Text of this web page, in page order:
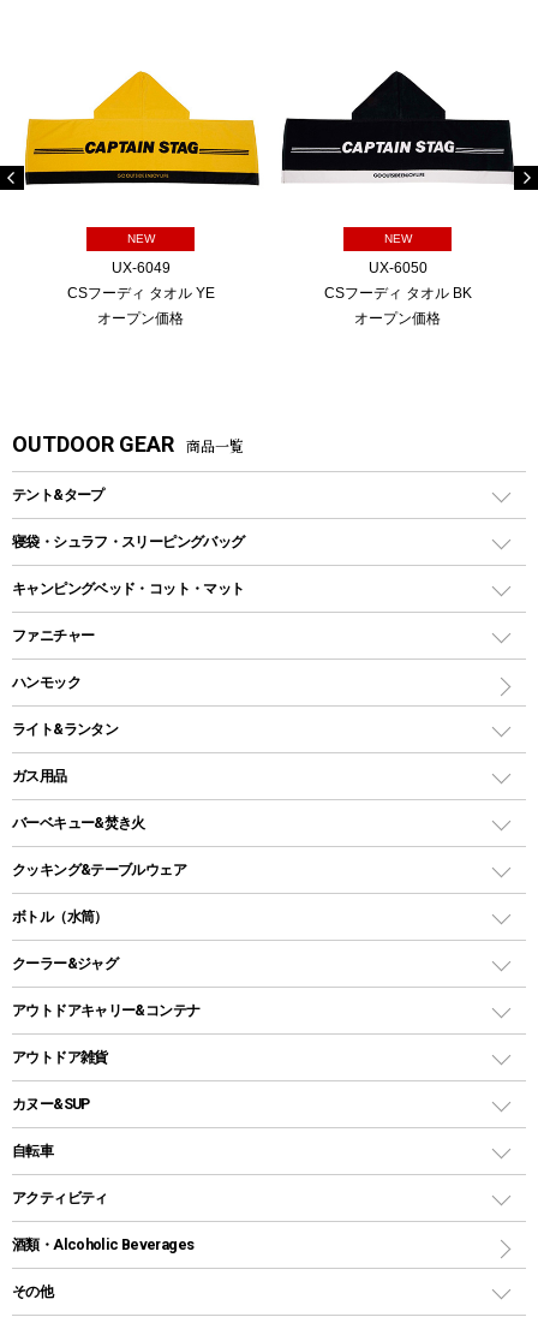
NEW
UX-6049
CSフーディ タオル YE
オープン価格
NEW
UX-6050
CSフーディ タオル BK
オープン価格
OUTDOOR GEAR 商品一覧
テント&タープ
テント
ツールームテント
ワンポールテント
シェルターテント
ロッジ型・オリジナルテント
タープ
スクエアタープ（レクタタープ）
メッシュタープ
自立式タープ
パラソル
テントアクセサリー
ペグ
グランドシート
ガイドロープ
ツール
寝袋・シュラフ・スリーピングバッグ
レクタングラー型（封筒型）シュラフ
インナーシュラフ
キャンピングベッド・コット・マット
キャンピングベッド・コット
インフレータブルマット
ファニチャー
アウトドアテーブル
レジャーシート
ハンモック
ライト&ランタン
LEDランタン
ガスランタン
オイルランタン
LEDライト
ヘッドライト
キャンドル
ガス用品
ガスバーナー
ガス缶
ガストーチ、ライター
バーベキュー&焚き火
バーベキューコンロ、グリル
焚き火台タイプ（ロースタイル）グリル
卓上タイプグリル
パーティータイプグリル
鉄板、アミ
焚き火台&ストーブ
火起こし
バーベキューツール
クッキング&テーブルウェア
ダッチオーブン
ホットサンドメーカー
クッカーセット
シェラカップ
クッキングツール
ナイフ
カトラリー
ボトル（水筒）
ステンレスボトル
コップ付きタイプ
ワンタッチタイプ
プラスチックボトル
ディズニーボトル
クーラー&ジャグ
クーラーボックス
クーラーバッグ
ウォータージャグ
保冷剤
アウトドアキャリー&コンテナ
アウトドアキャリー
アウトドア雑貨
バックパック&バッグ
リュック、バックパック
トートバッグ、サコッシュ
ショッピングキャリー
その他アウトドア雑貨
カヌー&SUP
インフレータブル
カヤック
パドル
自転車
折りたたみ自転車
スポーツサイクル
シティサイクル
アクティビティ
マリン
ラッシュガード
酒類・Alcoholic Beverages
その他